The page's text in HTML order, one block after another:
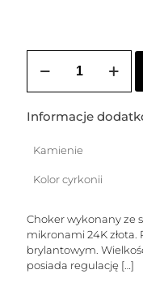
Choker
(6
Informacje
Kamienie
Kolor cyrkonii
Choker wykonany ze
mikronami 24K złota.
brylantowym.
posiada regulację […]